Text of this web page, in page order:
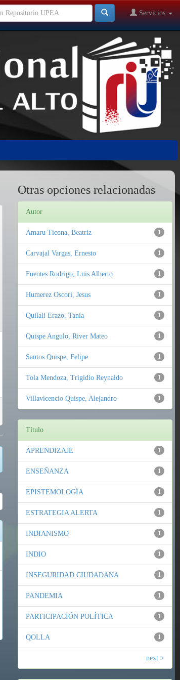
Servicios
Otras opciones relacionadas
Autor
1
Amaru Ticona, Beatriz
1
Carvajal Vargas, Ernesto
1
Fuentes Rodrigo, Luis Alberto
1
Humerez Oscori, Jesus
1
Quilali Erazo, Tania
1
Quispe Angulo, River Mateo
1
Santos Quispe, Felipe
1
Tola Mendoza, Trigidio Reynaldo
1
Villavicencio Quispe, Alejandro
Título
1
APRENDIZAJE
1
ENSEÑANZA
1
EPISTEMOLOGÍA
1
ESTRATEGIA ALERTA
1
INDIANISMO
1
INDIO
1
INSEGURIDAD CIUDADANA
1
PANDEMIA
1
PARTICIPACIÓN POLÍTICA
1
QOLLA
next >